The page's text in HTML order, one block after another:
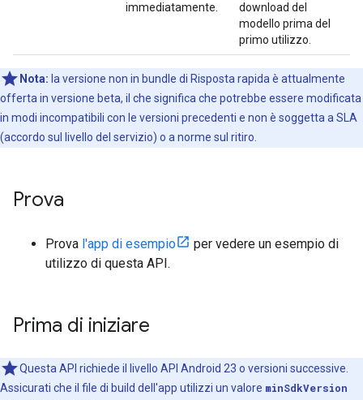
immediatamente.
download del
modello prima del
primo utilizzo.
Nota: la versione non in bundle di Risposta rapida è attualmente
offerta in versione beta, il che significa che potrebbe essere modificata
in modi incompatibili con le versioni precedenti e non è soggetta a SLA
(accordo sul livello del servizio) o a norme sul ritiro.
Prova
Prova l'app di esempio
per vedere un esempio di
utilizzo di questa API.
Prima di iniziare
Questa API richiede il livello API Android 23 o versioni successive.
Assicurati che il file di build dell'app utilizzi un valore minSdkVersion